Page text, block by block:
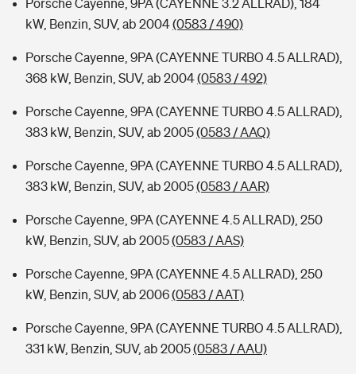
Sie haben Fragen?
Porsche Cayenne, 9PA (CAYENNE 3.2 ALLRAD), 184
kW, Benzin, SUV, ab 2004(0583 / 490)
Porsche Cayenne, 9PA (CAYENNE TURBO 4.5 ALLRAD),
368 kW, Benzin, SUV, ab 2004(0583 / 492)
Porsche Cayenne, 9PA (CAYENNE TURBO 4.5 ALLRAD),
383 kW, Benzin, SUV, ab 2005(0583 / AAQ)
Porsche Cayenne, 9PA (CAYENNE TURBO 4.5 ALLRAD),
383 kW, Benzin, SUV, ab 2005(0583 / AAR)
Porsche Cayenne, 9PA (CAYENNE 4.5 ALLRAD), 250
kW, Benzin, SUV, ab 2005(0583 / AAS)
Porsche Cayenne, 9PA (CAYENNE 4.5 ALLRAD), 250
kW, Benzin, SUV, ab 2006(0583 / AAT)
Porsche Cayenne, 9PA (CAYENNE TURBO 4.5 ALLRAD),
331 kW, Benzin, SUV, ab 2005(0583 / AAU)